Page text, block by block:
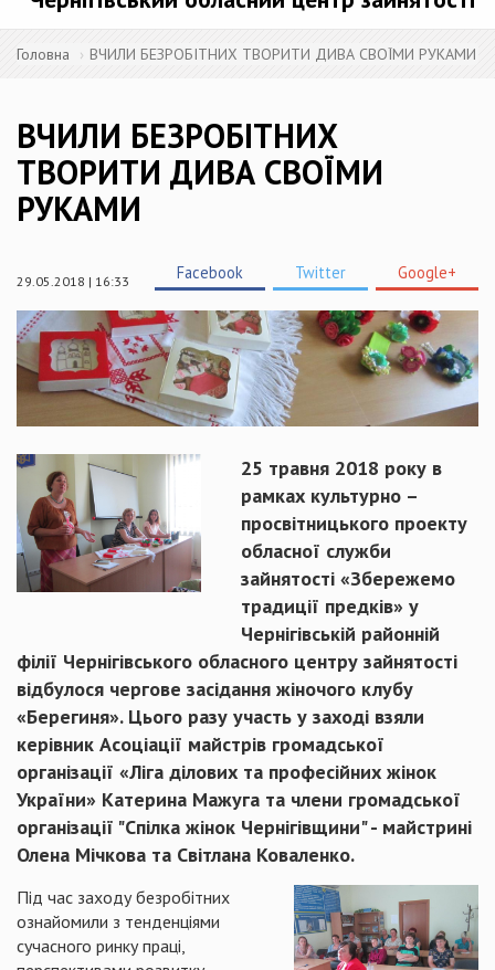
Головна ВЧИЛИ БЕЗРОБІТНИХ ТВОРИТИ ДИВА СВОЇМИ РУКАМИ
ВЧИЛИ БЕЗРОБІТНИХ
ТВОРИТИ ДИВА СВОЇМИ
РУКАМИ
29.05.2018 | 16:33 Facebook Twitter Google+
25 травня 2018 року в
рамках культурно –
просвітницького проекту
обласної служби
зайнятості «Збережемо
традиції предків» у
Чернігівській районній
філії Чернігівського обласного центру зайнятості
відбулося чергове засідання жіночого клубу
«Берегиня». Цього разу участь у заході взяли
керівник Асоціації майстрів громадської
організації «Ліга ділових та професійних жінок
України» Катерина Мажуга та члени громадської
організації "Спілка жінок Чернігівщини" - майстрині
Олена Мічкова та Світлана Коваленко.
Під час заходу безробітних
ознайомили з тенденціями
сучасного ринку праці,